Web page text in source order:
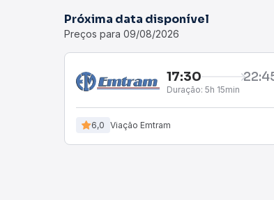
Próxima data disponível
Preços para 09/08/2026
17:30
Duração: 5h 15min
6,0 Viação Emtram